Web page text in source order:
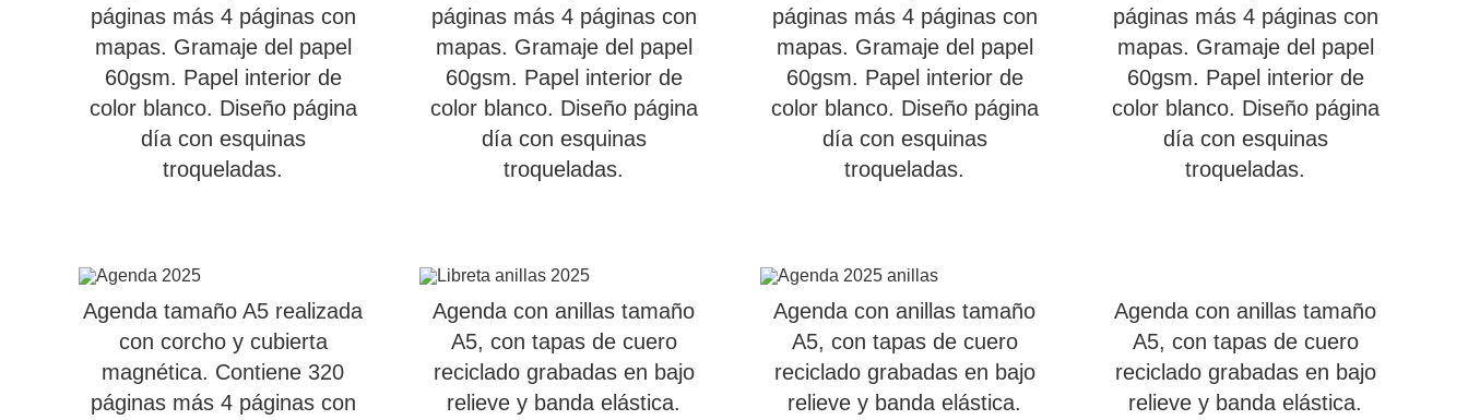
páginas más 4 páginas con
mapas. Gramaje del papel
60gsm. Papel interior de
color blanco. Diseño página
día con esquinas
troqueladas.
páginas más 4 páginas con
mapas. Gramaje del papel
60gsm. Papel interior de
color blanco. Diseño página
día con esquinas
troqueladas.
páginas más 4 páginas con
mapas. Gramaje del papel
60gsm. Papel interior de
color blanco. Diseño página
día con esquinas
troqueladas.
páginas más 4 páginas con
mapas. Gramaje del papel
60gsm. Papel interior de
color blanco. Diseño página
día con esquinas
troqueladas.
Agenda tamaño A5 realizada
con corcho y cubierta
magnética. Contiene 320
páginas más 4 páginas con
Agenda con anillas tamaño
A5, con tapas de cuero
reciclado grabadas en bajo
relieve y banda elástica.
Agenda con anillas tamaño
A5, con tapas de cuero
reciclado grabadas en bajo
relieve y banda elástica.
Agenda con anillas tamaño
A5, con tapas de cuero
reciclado grabadas en bajo
relieve y banda elástica.